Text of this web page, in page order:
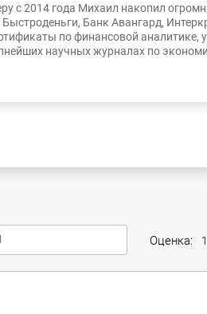
с 2014 года Михаил накопил
Банк Авангард,
по финансовой аналитике,
научных журналах по
Оценка: 1